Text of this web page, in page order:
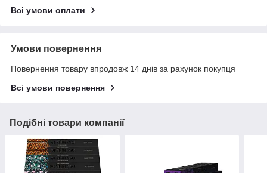
Всі умови оплати
Умови повернення
Повернення товару впродовж 14 днів за рахунок покупця
Всі умови повернення
Подібні товари компанії